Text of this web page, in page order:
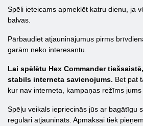
Spēli ieteicams apmeklēt katru dienu, ja
balvas.
Pārbaudiet atjauninājumus pirms
garām neko interesantu.
Lai spēlētu Hex Commander
stabils interneta savienojums. Bet pat
kur nav interneta, kampaņas režīms jums
Spēļu veikals iepriecinās jūs ar bagātīgu
regulāri atjaunināts. Apmaksai tiek